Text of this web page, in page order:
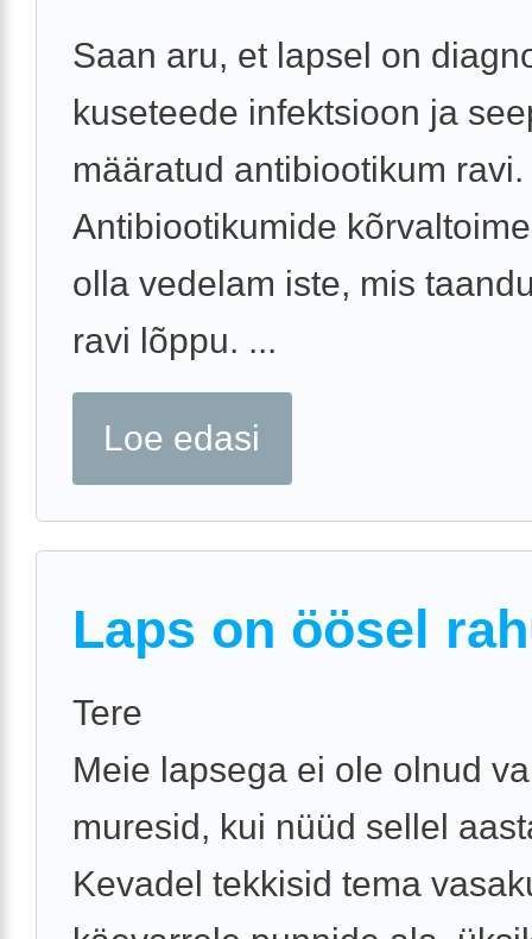
Saan aru, et lapsel on
kuseteede infektsioon ja
määratud antibiootikum ravi.
Antibiootikumide
olla vedelam iste, mis
ravi lõppu. ...
Loe edasi
Laps on öösel
Tere
Meie lapsega ei ole olnud
muresid, kui nüüd sellel
Kevadel tekkisid tema